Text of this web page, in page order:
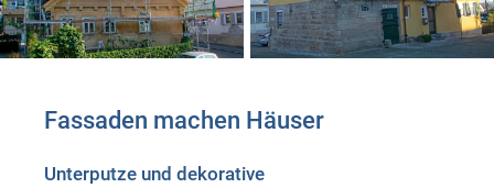
Innenräume
Mineralputz
Wärmedämmung
Fassaden machen Häuser
Unterputze und dekorative